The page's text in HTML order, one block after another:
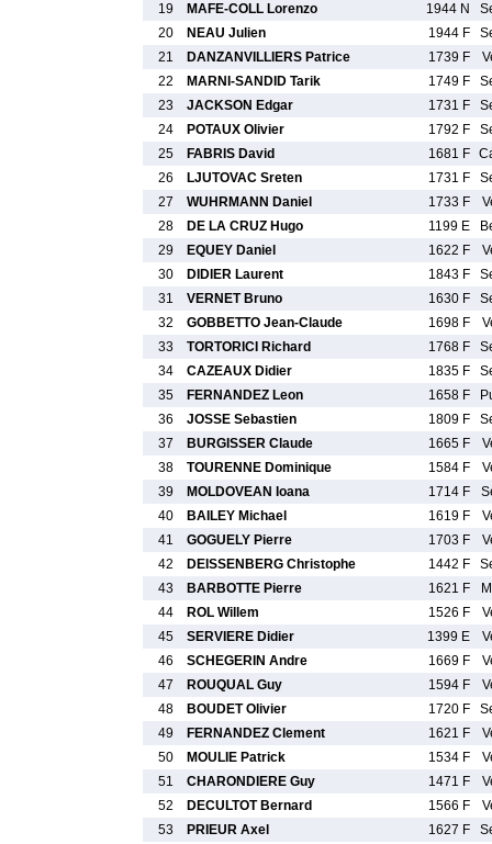
19
MAFE-COLL Lorenzo 1944 N
20
NEAU Julien 1944 F
21
DANZANVILLIERS Patrice 1739 F
22
MARNI-SANDID Tarik 1749 F
23
JACKSON Edgar 1731 F
24
POTAUX Olivier 1792 F
25
FABRIS David 1681 F
26
LJUTOVAC Sreten 1731 F
27
WUHRMANN Daniel 1733 F
28
DE LA CRUZ Hugo 1199 E
29
EQUEY Daniel 1622 F
30
DIDIER Laurent 1843 F
31
VERNET Bruno 1630 F
32
GOBBETTO Jean-Claude 1698 F
33
TORTORICI Richard 1768 F
34
CAZEAUX Didier 1835 F
35
FERNANDEZ Leon 1658 F
36
JOSSE Sebastien 1809 F
37
BURGISSER Claude 1665 F
38
TOURENNE Dominique 1584 F
39
MOLDOVEAN Ioana 1714 F
40
BAILEY Michael 1619 F
41
GOGUELY Pierre 1703 F
42
DEISSENBERG Christophe 1442 F
43
BARBOTTE Pierre 1621 F
44
ROL Willem 1526 F
45
SERVIERE Didier 1399 E
46
SCHEGERIN Andre 1669 F
47
ROUQUAL Guy 1594 F
48
BOUDET Olivier 1720 F
49
FERNANDEZ Clement 1621 F
50
MOULIE Patrick 1534 F
51
CHARONDIERE Guy 1471 F
52
DECULTOT Bernard 1566 F
53
PRIEUR Axel 1627 F